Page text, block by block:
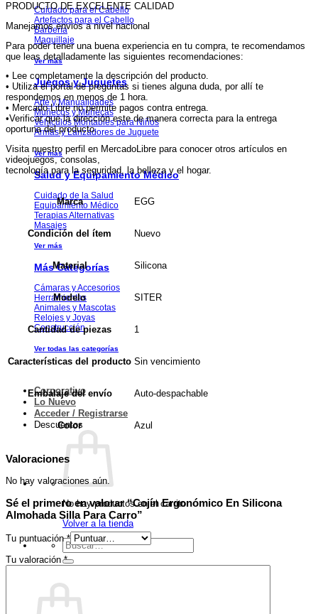
Cuidado para el Cabello
Artefactos para el Cabello
Barbería
Maquillaje
Ver más
Juegos y Juguetes
Arte y Manualidades
Muñecos y Muñecas
Vehículos Montables para Niños
Armas y Lanzadores de Juguete
Ver más
Salud y Equipamiento Médico
Cuidado de la Salud
Equipamiento Médico
Terapias Alternativas
Masajes
Ver más
Más Categorías
Cámaras y Accesorios
Herramientas
Animales y Mascotas
Relojes y Joyas
Construcción
Ver todas las categorías
Corporativo
Lo Nuevo
Acceder / Registrarse
Descuentos
No hay productos en el carrito.
Volver a la tienda
Buscar
por:
PRODUCTO DE EXCELENTE CALIDAD
Manejamos envios a nivel nacional
Para poder tener una buena experiencia en tu compra, te recomendamos
que leas detalladamente las siguientes recomendaciones:
• Lee completamente la descripción del producto.
• Utiliza el portal de preguntas si tienes alguna duda, por allí te
respondemos en menos de 1 hora.
• Mercado Libre no permite pagos contra entrega.
•Verificar que la dirección este de manera correcta para la entrega
oportuna del producto.
Visita nuestro perfil en MercadoLibre para conocer otros artículos en
videojuegos, consolas,
tecnología para la seguridad, la belleza y el hogar.
Marca EGG
Condición del ítem Nuevo
Material Silicona
Modelo SITER
Cantidad de piezas 1
Características del producto Sin vencimiento
Embalaje del envío Auto-despachable
Color Azul
Valoraciones
No hay valoraciones aún.
Sé el primero en valorar “Cojín Ergonómico En Silicona
Almohada Silla Para Carro”
Tu puntuación*
Tu valoración*